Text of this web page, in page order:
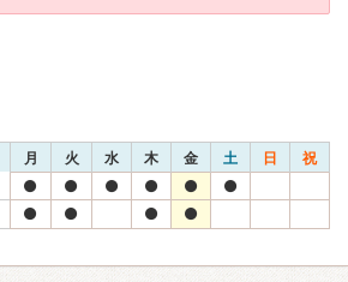
月 火 水 木 金 土 日 祝